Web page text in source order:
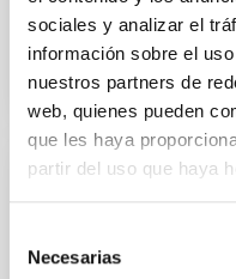
sociales y analizar el
información sobre el
nuestros partners de
web, quienes pueden
que les haya
partir del uso que haya
Necesarias
BIBCODE
NÚMERO DE CITAS
monitoring of the